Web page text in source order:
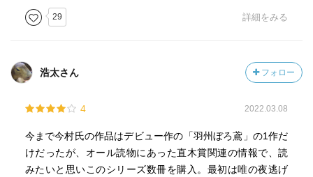
士・榊惣一郎だが、今回は顔見せだけ。これから平九郎ら
とどう絡んでいくのか、これも楽しみ。
29 詳細をみる
浩太さん フォロー
4 2022.03.08
今まで今村氏の作品はデビュー作の「羽州ぼろ鳶」の1作だ
けだったが、オール読物にあった直木賞関連の情報で、読
みたいと思いこのシリーズ数冊を購入。最初は唯の夜逃げ